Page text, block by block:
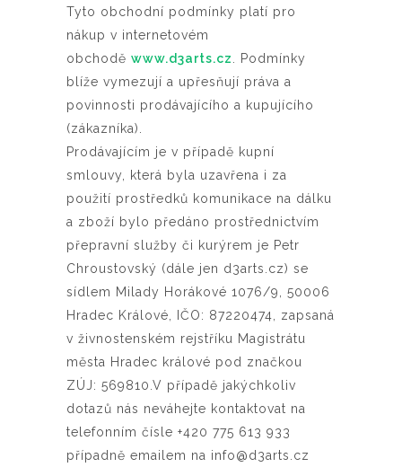
Tyto obchodní podmínky platí pro
nákup v internetovém
obchodě www.d3arts.cz
. Podmínky
blíže vymezují a upřesňují práva a
povinnosti prodávajícího a kupujícího
(zákazníka).
Prodávajícím je v případě kupní
smlouvy, která byla uzavřena i za
použití prostředků komunikace na dálku
a zboží bylo předáno prostřednictvím
přepravní služby či kurýrem je Petr
Chroustovský (dále jen d3arts.cz) se
sídlem Milady Horákové 1076/9, 50006
Hradec Králové, IČO: 87220474, zapsaná
v živnostenském rejstříku Magistrátu
města Hradec králové pod značkou
ZÚJ: 569810.V případě jakýchkoliv
dotazů nás neváhejte kontaktovat na
telefonním čísle +420 775 613 933
případně emailem na info@d3arts.cz